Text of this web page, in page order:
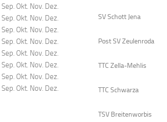
Sep. Okt. Nov. Dez.
Sep. Okt. Nov. Dez.
Sep. Okt. Nov. Dez.
Sep. Okt. Nov. Dez.
Sep. Okt. Nov. Dez.
Sep. Okt. Nov. Dez.
Sep. Okt. Nov. Dez.
Sep. Okt. Nov. Dez.
SV Schott Jena
Post SV Zeulenroda
TTC Zella-Mehlis
TTC Schwarza
TSV Breitenworbis